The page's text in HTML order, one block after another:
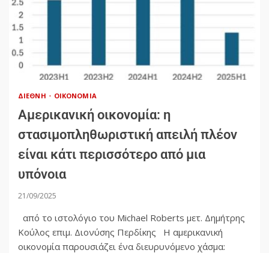
ΔΙΕΘΝΉ ΟΙΚΟΝΟΜΊΑ
Αμερικανική οικονομία: η
στασιμοπληθωριστική απειλή πλέον
είναι κάτι περισσότερο από μια
υπόνοια
21/09/2025
από το ιστολόγιο του Michael Roberts μετ. Δημήτρης
Κούλος επιμ. Διονύσης Περδίκης Η αμερικανική
οικονομία παρουσιάζει ένα διευρυνόμενο χάσμα: